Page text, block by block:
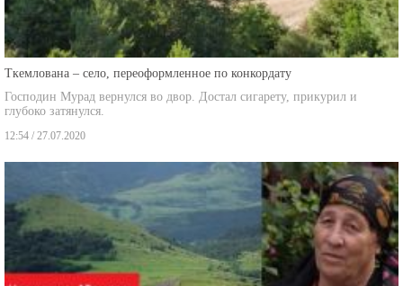
Ткемлована – село, переоформленное по конкордату
Господин Мурад вернулся во двор. Достал сигарету, прикурил и
глубоко затянулся.
12:54 / 27.07.2020